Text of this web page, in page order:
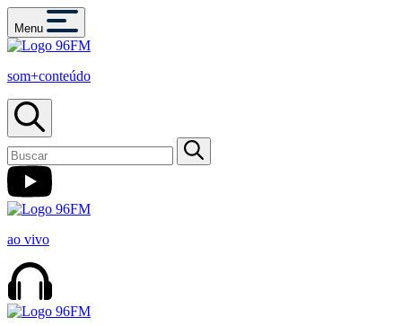
Menu
som+conteúdo
ao vivo